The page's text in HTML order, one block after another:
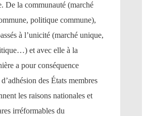
De la communauté (marché
politique commune),
à l’unicité (marché unique,
et avec elle à la
a pour conséquence
des États membres
les raisons nationales et
irréformables du